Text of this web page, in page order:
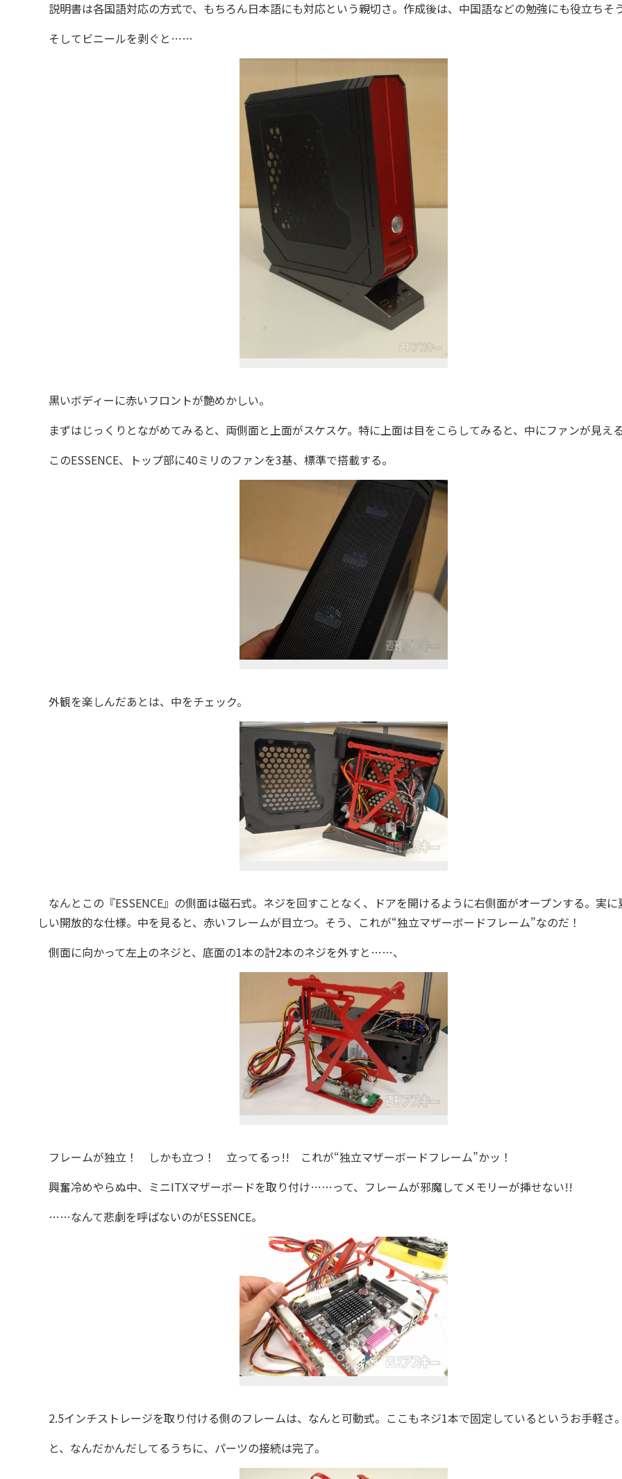
説明書は各国語対応の方式で、もちろん日本語にも対応という親切さ。作成後は、中国語などの勉強にも役立ちそ
そしてビニールを剥ぐと……
黒いボディーに赤いフロントが艶めかしい。
まずはじっくりとながめてみると、両側面と上面がスケスケ。特に上面は目をこらしてみると、中にファンが見え
このESSENCE、トップ部に40ミリのファンを3基、標準で搭載する。
外観を楽しんだあとは、中をチェック。
なんとこの『ESSENCE』の側面は磁石式。ネジを回すことなく、ドアを開けるように右側面がオープンする。実に
しい開放的な仕様。中を見ると、赤いフレームが目立つ。そう、これが“独立マザーボードフレーム”なのだ！
側面に向かって左上のネジと、底面の1本の計2本のネジを外すと……、
フレームが独立！ しかも立つ！ 立ってるっ!! これが“独立マザーボードフレーム”かッ！
興奮冷めやらぬ中、ミニITXマザーボードを取り付け……って、フレームが邪魔してメモリーが挿せない!!
……なんて悲劇を呼ばないのがESSENCE。
2.5インチストレージを取り付ける側のフレームは、なんと可動式。ここもネジ1本で固定しているというお手軽さ
と、なんだかんだしてるうちに、パーツの接続は完了。